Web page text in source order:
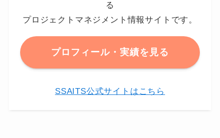
る
プロジェクトマネジメント情報サイトです。
プロフィール・実績を見る
SSAITS公式サイトはこちら